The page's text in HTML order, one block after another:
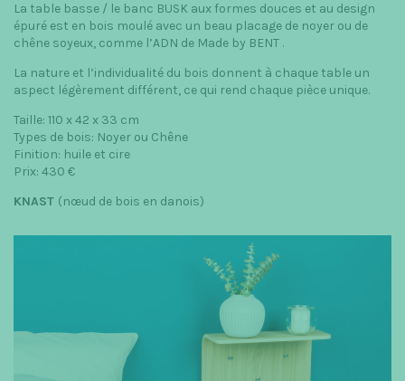
La table basse / le banc BUSK aux formes douces et au design
épuré est en bois moulé avec un beau placage de noyer ou de
chêne soyeux, comme l’ADN de Made by BENT .
La nature et l’individualité du bois donnent à chaque table un
aspect légèrement différent, ce qui rend chaque pièce unique.
Taille: 110 x 42 x 33 cm
Types de bois: Noyer ou Chêne
Finition: huile et cire
Prix: 430 €
KNAST (nœud de bois en danois)